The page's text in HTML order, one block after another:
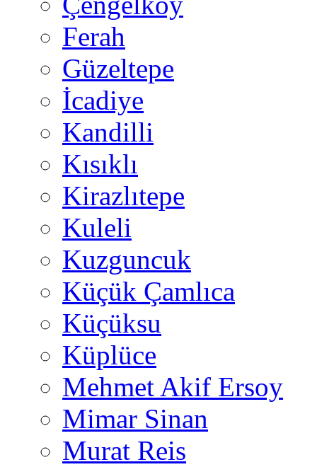
Ferah
Güzeltepe
İcadiye
Kandilli
Kısıklı
Kirazlıtepe
Kuleli
Kuzguncuk
Küçük Çamlıca
Küçüksu
Küplüce
Mehmet Akif Ersoy
Mimar Sinan
Murat Reis